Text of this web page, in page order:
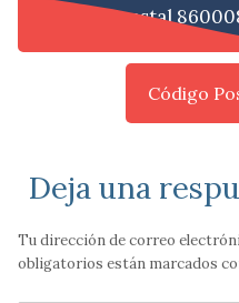
Código postal
Código
Deja una
Tu dirección de correo
obligatorios están marcados